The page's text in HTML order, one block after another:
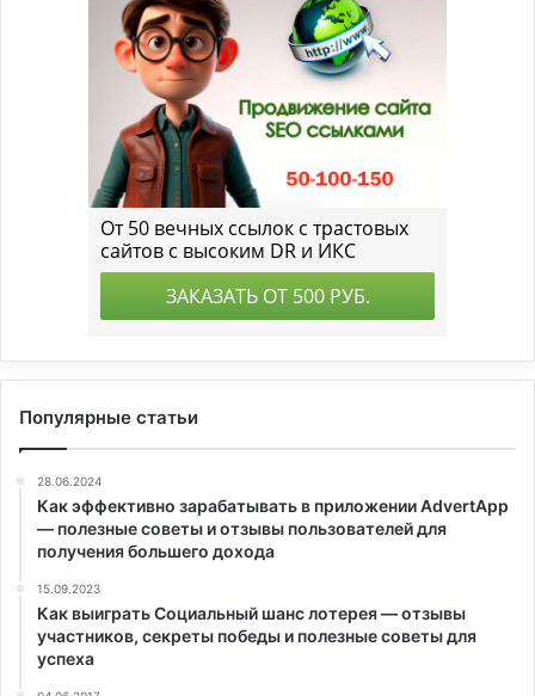
Популярные статьи
28.06.2024
Как эффективно зарабатывать в приложении AdvertApp
— полезные советы и отзывы пользователей для
получения большего дохода
15.09.2023
Как выиграть Социальный шанс лотерея — отзывы
участников, секреты победы и полезные советы для
успеха